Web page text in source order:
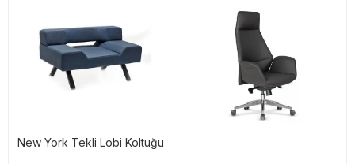
New York Tekli Lobi Koltuğu